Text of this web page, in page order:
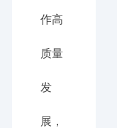
作高
质量
发
展，